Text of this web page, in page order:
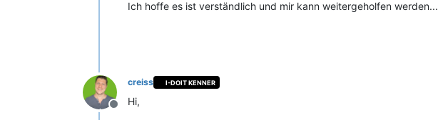
Ich hoffe es ist verständlich und mir kann weitergeholfen werden...
Offline
creiss I-DOIT KENNER
Hi,